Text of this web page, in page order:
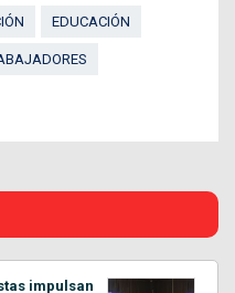
EDUCACIÓN
impulsan